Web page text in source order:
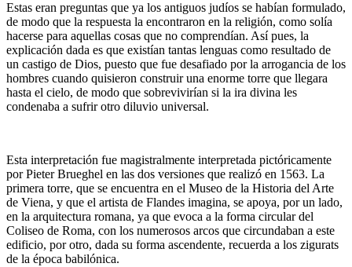
Estas eran preguntas que ya los antiguos judíos se habían formulado,
de modo que la respuesta la encontraron en la religión, como solía
hacerse para aquellas cosas que no comprendían. Así pues, la
explicación dada es que existían tantas lenguas como resultado de
un castigo de Dios, puesto que fue desafiado por la arrogancia de los
hombres cuando quisieron construir una enorme torre que llegara
hasta el cielo, de modo que sobrevivirían si la ira divina les
condenaba a sufrir otro diluvio universal.
Esta interpretación fue magistralmente interpretada pictóricamente
por Pieter Brueghel en las dos versiones que realizó en 1563. La
primera torre, que se encuentra en el Museo de la Historia del Arte
de Viena, y que el artista de Flandes imagina, se apoya, por un lado,
en la arquitectura romana, ya que evoca a la forma circular del
Coliseo de Roma, con los numerosos arcos que circundaban a este
edificio, por otro, dada su forma ascendente, recuerda a los zigurats
de la época babilónica.